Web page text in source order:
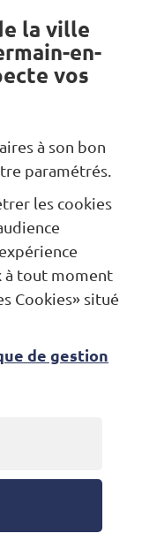
la ville
en-
vos
à son bon
paramétrés.
les cookies
à tout moment
Cookies» situé
de gestion
(200 caractères